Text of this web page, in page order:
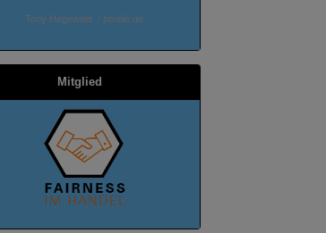
Tony Hegewald / pixelio.de
Mitglied